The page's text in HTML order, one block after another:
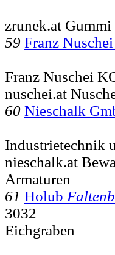
zrunek.at
59 Franz
Franz Nuschei
nuschei.at
60 Nieschalk
Industrietechnik
nieschalk.at
Armaturen
61 Holub
3032
Eichgraben